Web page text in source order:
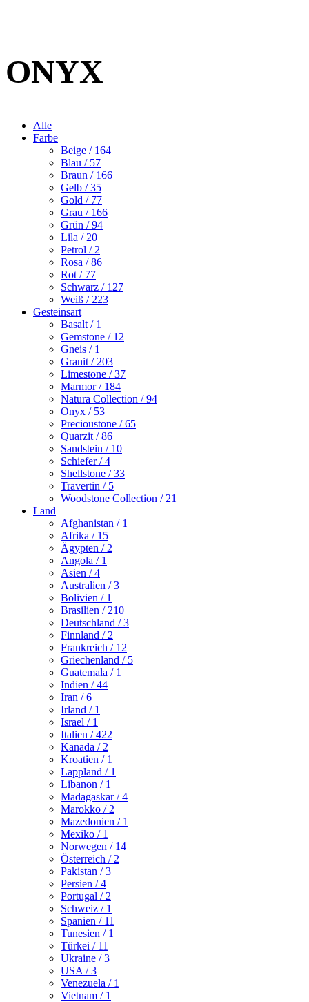
ONYX
Alle
Farbe
Beige / 164
Blau / 57
Braun / 166
Gelb / 35
Gold / 77
Grau / 166
Grün / 94
Lila / 20
Petrol / 2
Rosa / 86
Rot / 77
Schwarz / 127
Weiß / 223
Gesteinsart
Basalt / 1
Gemstone / 12
Gneis / 1
Granit / 203
Limestone / 37
Marmor/ 184
Natura Collection / 94
Onyx / 53
Precioustone / 65
Quarzit / 86
Sandstein / 10
Schiefer/ 4
Shellstone / 33
Travertin / 5
Woodstone Collection / 21
Land
Afghanistan / 1
Afrika / 15
Ägypten / 2
Angola / 1
Asien / 4
Australien / 3
Bolivien / 1
Brasilien / 210
Deutschland / 3
Finnland / 2
Frankreich / 12
Griechenland / 5
Guatemala / 1
Indien / 44
Iran / 6
Irland / 1
Israel / 1
Italien / 422
Kanada / 2
Kroatien / 1
Lappland / 1
Libanon / 1
Madagaskar/ 4
Marokko / 2
Mazedonien / 1
Mexiko / 1
Norwegen / 14
Österreich / 2
Pakistan / 3
Persien / 4
Portugal / 2
Schweiz / 1
Spanien / 11
Tunesien / 1
Türkei / 11
Ukraine / 3
USA / 3
Venezuela / 1
Vietnam / 1